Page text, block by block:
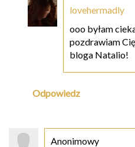
lovehermadly
ooo byłam
pozdrawiam
bloga Natalio!
Odpowiedz
Anonimowy